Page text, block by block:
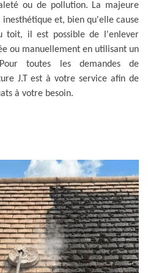
ou de pollution. La majeure
et, bien qu'elle cause
toit, il est possible de l'enlever
ou manuellement en utilisant un
toutes les demandes de
J.T est à votre service afin de
à votre besoin.